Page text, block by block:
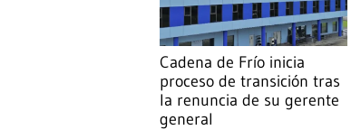
Cadena de Frío inicia
proceso de transición tras
la renuncia de su gerente
general